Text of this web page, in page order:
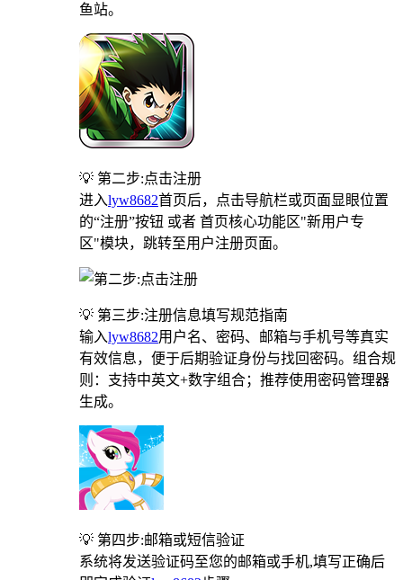
鱼站。
💡 第二步:点击注册
进入lyw8682首页后，点击导航栏或页面显眼位置
的“注册”按钮 或者 首页核心功能区"新用户专
区"模块，跳转至用户注册页面。
💡 第三步:注册信息填写规范指南
输入lyw8682用户名、密码、邮箱与手机号等真实
有效信息，便于后期验证身份与找回密码。组合规
则：支持中英文+数字组合；推荐使用密码管理器
生成。
💡 第四步:邮箱或短信验证
系统将发送验证码至您的邮箱或手机,填写正确后